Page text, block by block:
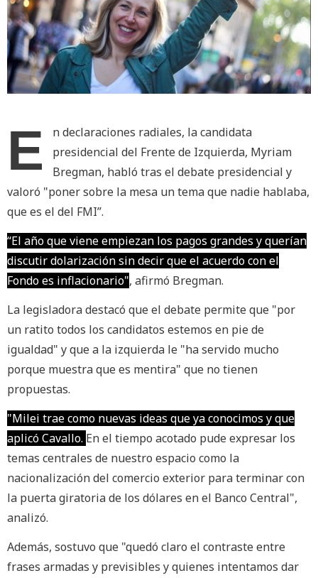
E
n declaraciones radiales, la candidata
presidencial del Frente de Izquierda, Myriam
Bregman, habló tras el debate presidencial y
valoró "poner sobre la mesa un tema que nadie hablaba,
que es el del FMI”.
“El año que viene empiezan los pagos grandes y querían
discutir dolarización sin decir que el acuerdo con el
Fondo es inflacionario", afirmó Bregman.
La legisladora destacó que el debate permite que "por
un ratito todos los candidatos estemos en pie de
igualdad" y que a la izquierda le "ha servido mucho
porque muestra que es mentira" que no tienen
propuestas.
"Milei trae como nuevas ideas que ya conocimos y que
aplicó Cavallo. En el tiempo acotado pude expresar los
temas centrales de nuestro espacio como la
nacionalización del comercio exterior para terminar con
la puerta giratoria de los dólares en el Banco Central",
analizó.
Además, sostuvo que "quedó claro el contraste entre
frases armadas y previsibles y quienes intentamos dar